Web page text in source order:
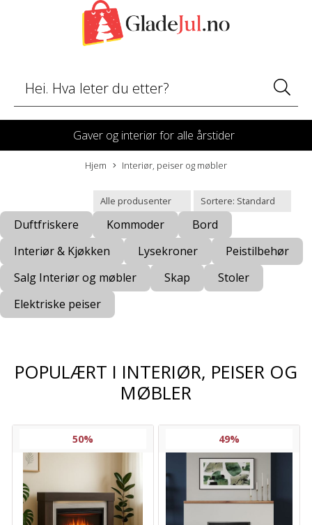
Gaver og interiør for alle årstider
Hjem Interiør, peiser og møbler
Duftfriskere Kommoder
Bord
Interiør & Kjøkken
Lysekroner
Peistilbehør
Salg Interiør og møbler
Skap
Stoler
Elektriske peiser
POPULÆRT I INTERIØR, PEISER OG
MØBLER
50% 49%